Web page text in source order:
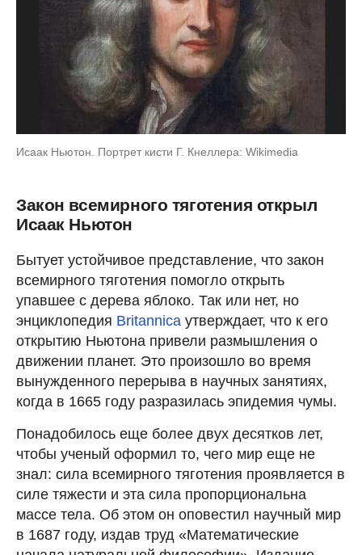
Исаак Ньютон. Портрет кисти Г. Кнеллера: Wikimedia
Закон всемирного тяготения открыл
Исаак Ньютон
Бытует устойчивое представление, что закон
всемирного тяготения помогло открыть
упавшее с дерева яблоко. Так или нет, но
энциклопедия Britannica утверждает, что к его
открытию Ньютона привели размышления о
движении планет. Это произошло во время
вынужденного перерыва в научных занятиях,
когда в 1665 году разразилась эпидемия чумы.
Понадобилось еще более двух десятков лет,
чтобы ученый оформил то, чего мир еще не
знал: сила всемирного тяготения проявляется в
силе тяжести и эта сила пропорциональна
массе тела. Об этом он оповестил научный мир
в 1687 году, издав труд «Математические